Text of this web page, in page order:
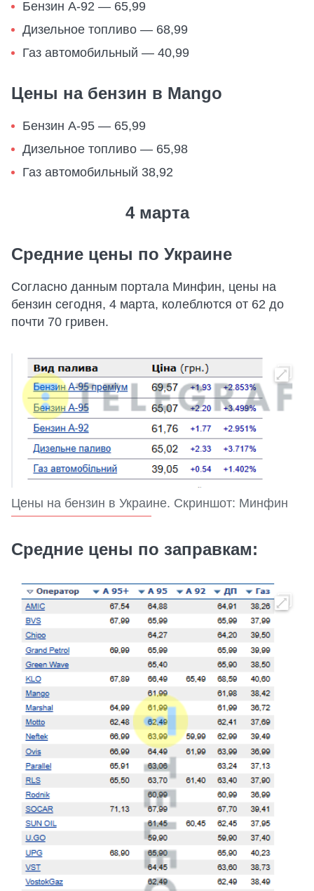
Бензин А-92 — 65,99
Дизельное топливо — 68,99
Газ автомобильный — 40,99
Цены на бензин в Mango
Бензин А-95 — 65,99
Дизельное топливо — 65,98
Газ автомобильный 38,92
4 марта
Средние цены по Украине
Согласно данным портала Минфин, цены на
бензин сегодня, 4 марта, колеблются от 62 до
почти 70 гривен.
Цены на бензин в Украине. Скриншот: Минфин
Средние цены по заправкам: